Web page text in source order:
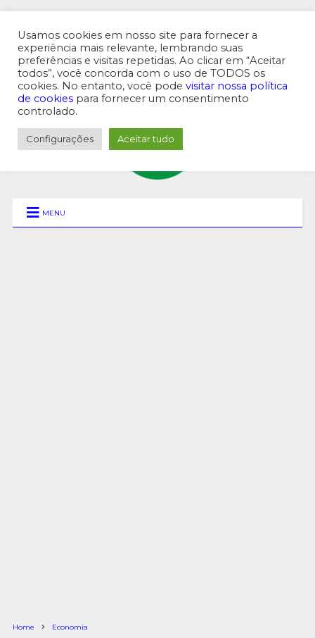
MENU SUPERIOR
MENU
Home Economia
Usamos cookies em nosso site para fornecer a
experiência mais relevante, lembrando suas
preferências e visitas repetidas. Ao clicar em “Aceitar
todos”, você concorda com o uso de TODOS os
cookies. No entanto, você pode visitar nossa política
de cookies para fornecer um consentimento
controlado.
Configurações Aceitar tudo